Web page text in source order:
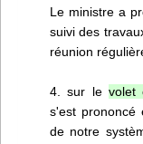
Le ministre a
suivi des
réunion
4. sur le volet
s'est prononcé
de notre